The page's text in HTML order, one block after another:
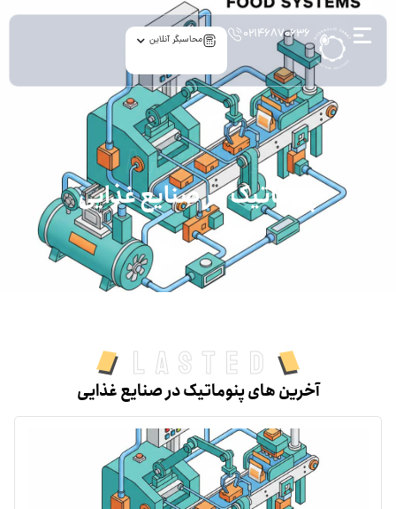
۰۲۱۴۶۸۷۰۶۳۶ محاسبگر آنلاین
archive
پنوماتیک در صنایع غذایی
Lasted
آخرین های پنوماتیک در صنایع غذایی